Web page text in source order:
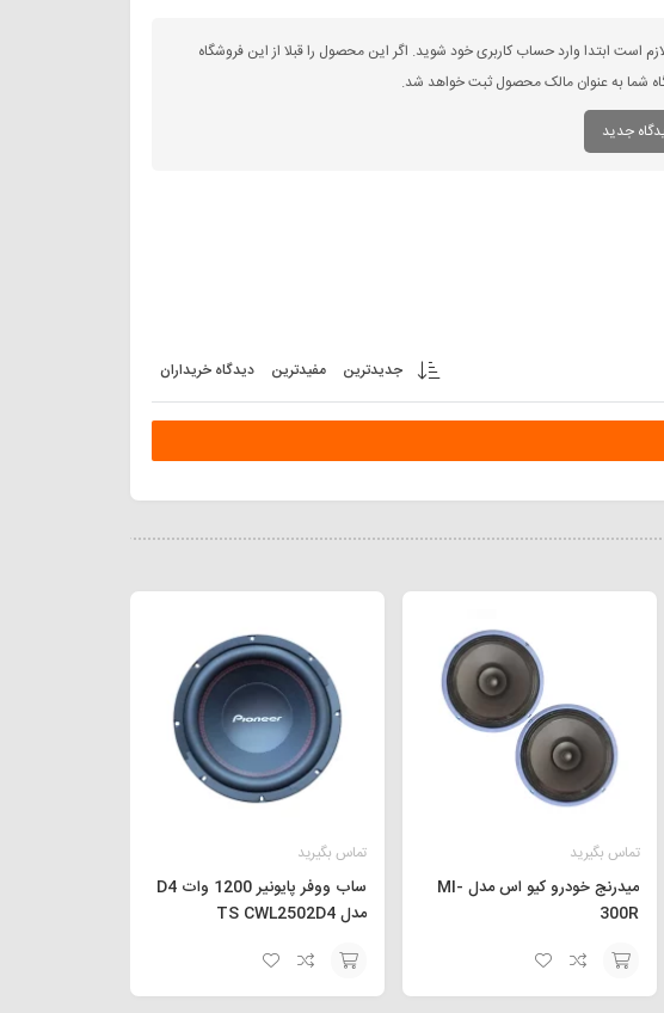
است ابتدا وارد حساب کاربری خود شوید. اگر این محصول را قبلا از این فروشگاه
شما به عنوان مالک محصول ثبت خواهد شد.
جدید
جدیدترین مفیدترین دیدگاه خریداران
تماس بگیرید
میدرنج خودرو کیو اس مدل MI-
300R
افزودن
تماس بگیرید
ساب ووفر پایونیر 1200 وات D4
مدل TS CWL2502D4
افزودن